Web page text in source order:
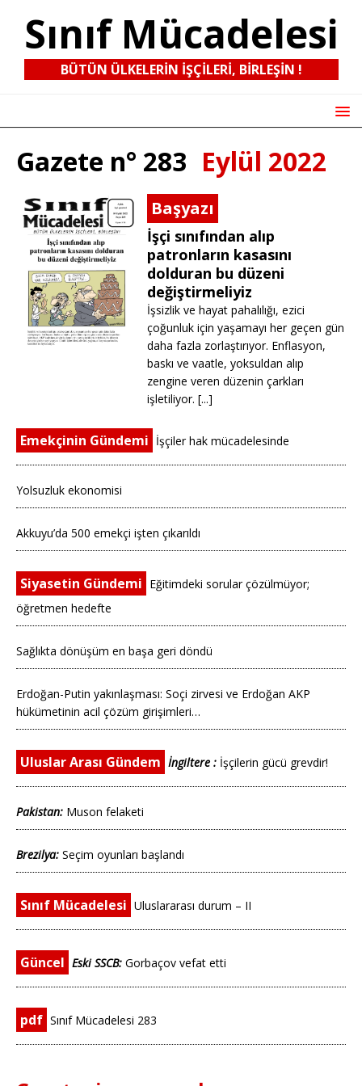
Sınıf Mücadelesi
BÜTÜN ÜLKELERIN IŞÇILERI, BIRLEŞIN !
Gazete n° 283 Eylül 2022
Başyazı
İşçi sınıfından alıp
patronların kasasını
dolduran bu düzeni
değiştirmeliyiz
İşsizlik ve hayat pahalılığı, ezici
çoğunluk için yaşamayı her geçen gün
daha fazla zorlaştırıyor. Enflasyon,
baskı ve vaatle, yoksuldan alıp
zengine veren düzenin çarkları
işletiliyor. [...]
Emekçinin Gündemi İşçiler hak mücadelesinde
Yolsuzluk ekonomisi
Akkuyu’da 500 emekçi işten çıkarıldı
Siyasetin Gündemi Eğitimdeki sorular çözülmüyor;
öğretmen hedefte
Sağlıkta dönüşüm en başa geri döndü
Erdoğan-Putin yakınlaşması: Soçi zirvesi ve Erdoğan AKP
hükümetinin acil çözüm girişimleri…
Uluslar Arası Gündem İngiltere : İşçilerin gücü grevdir!
Pakistan: Muson felaketi
Brezilya: Seçim oyunları başlandı
Sınıf Mücadelesi Uluslararası durum – II
Güncel Eski SSCB: Gorbaçov vefat etti
pdf Sınıf Mücadelesi 283